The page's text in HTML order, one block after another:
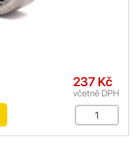
237 Kč
včetně DPH